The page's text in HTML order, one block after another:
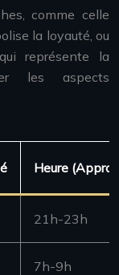
comme celle
la loyauté, ou
représente la
les aspects
Heure
21h-23h
7h-9h